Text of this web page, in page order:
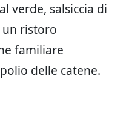
verde, salsiccia di
un ristoro
familiare
delle catene.